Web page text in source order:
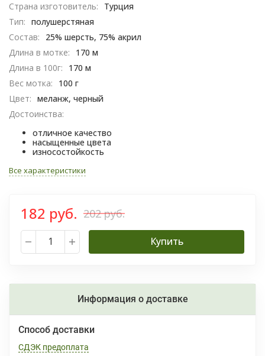
Страна изготовитель:
Турция
Тип: полушерстяная
Состав:
25% шерсть, 75% акрил​
Длина в мотке:
170 м
Длина в 100г:
170 м
Вес мотка:
100 г
Цвет: меланж, черный
Достоинства:
отличное качество
насыщенные цвета
износостойкость
Все характеристики
182 руб. 202 руб.
Купить
Информация о доставке
Способ доставки
СДЭК предоплата